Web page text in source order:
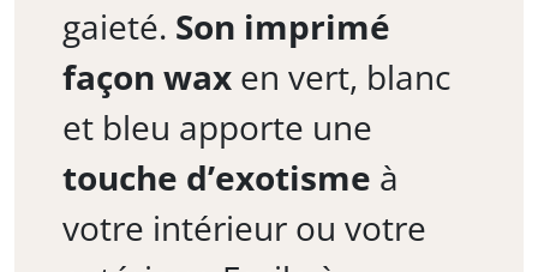
gaieté. Son imprimé
façon wax en vert, blanc
et bleu apporte une
touche d’exotisme à
votre intérieur ou votre